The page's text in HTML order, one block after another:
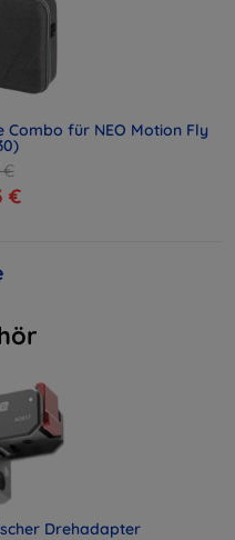
Combo für NEO Motion Fly
€
€
Drehadapter